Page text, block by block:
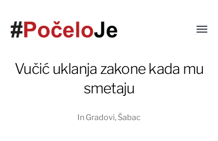
Vučić uklanja zakone kada mu
smetaju
In Gradovi, Šabac